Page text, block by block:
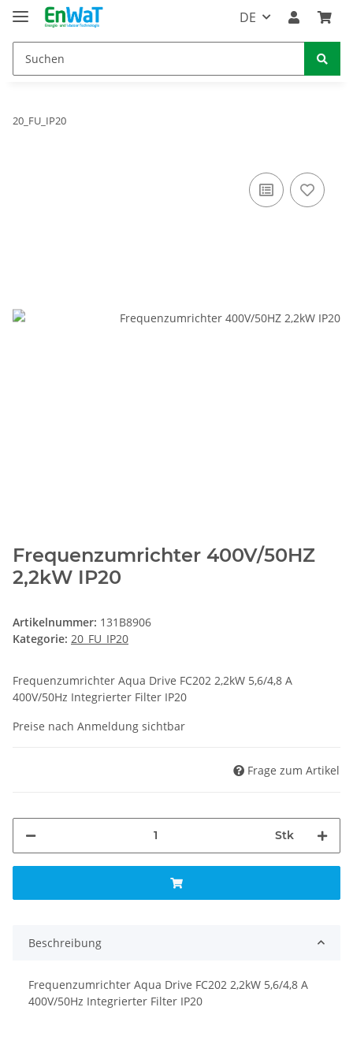
DE
20_FU_IP20
Frequenzumrichter 400V/50HZ
2,2kW IP20
Artikelnummer: 131B8906
Kategorie: 20_FU_IP20
Frequenzumrichter Aqua Drive FC202 2,2kW 5,6/4,8 A
400V/50Hz Integrierter Filter IP20
Preise nach Anmeldung sichtbar
Frage zum Artikel
Stk
Beschreibung
Frequenzumrichter Aqua Drive FC202 2,2kW 5,6/4,8 A
400V/50Hz Integrierter Filter IP20